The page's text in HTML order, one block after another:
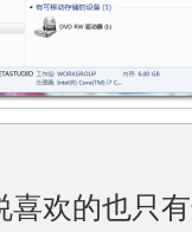
喜欢的也只